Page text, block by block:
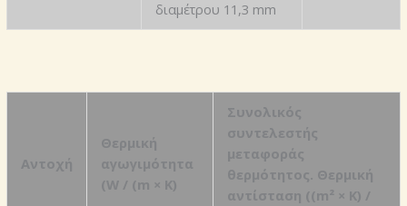
διαμέτρου 11,3 mm
Αντοχή
Θερμική
αγωγιμότητα
(W / (m × K)
Συνολικός
συντελεστής
μεταφοράς
θερμότητος. Θερμική
αντίσταση ((m² × K) /